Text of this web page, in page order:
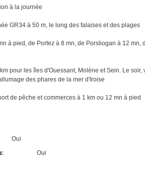
à la journée
GR34 à 50 m, le long des falaises et des plages
à pied, de Portez à 8 mn, de Porsliogan à 12 mn,
pour les îles d'Ouessant, Molène et Sein. Le soir,
des phares de la mer d'Iroise
de pêche et commerces à 1 km ou 12 mn à pied
Oui
Oui